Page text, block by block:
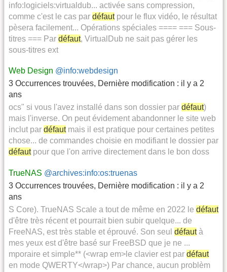
info:logiciels:virtualdub... activée sans compression,
comme c'est le cas par défautpour le flux vidéo, le résultat
pèsera facilement... Opérations spéciales ==== === Sous-
titres === Par défaut, VirtualDub ne sait pas gérer les
sous-titres ext
Web Design @info:webdesign
3 Occurrences trouvées, Dernière modification : il y a 2
ans
ocs" si vous l'avez installé dans son dossier par défaut)
mais l'inverse. On peut évidement abandonner le site web
inclut par défautmais il est pratique pour certaines petites
chose... de commandes choisie en modifiant le dossier par
défautpour que l'on arrive directement dans le bon doss
TrueNAS @archives:info:os:truenas
3 Occurrences trouvées, Dernière modification : il y a 2
ans
S Core). TrueNAS Scale a tout de même en 2022 le défaut
d'être très récent et pourrait bien subir quelque... de
FreeNAS, est très stable et éprouvé. Son seul défautà
mes yeux est d'être basé sur FreeBSD que je ne ...
mporaire et simple** (<wrap em>le clavier est par défaut
en mode QWERTY</wrap>) Par chance, aucun problèm